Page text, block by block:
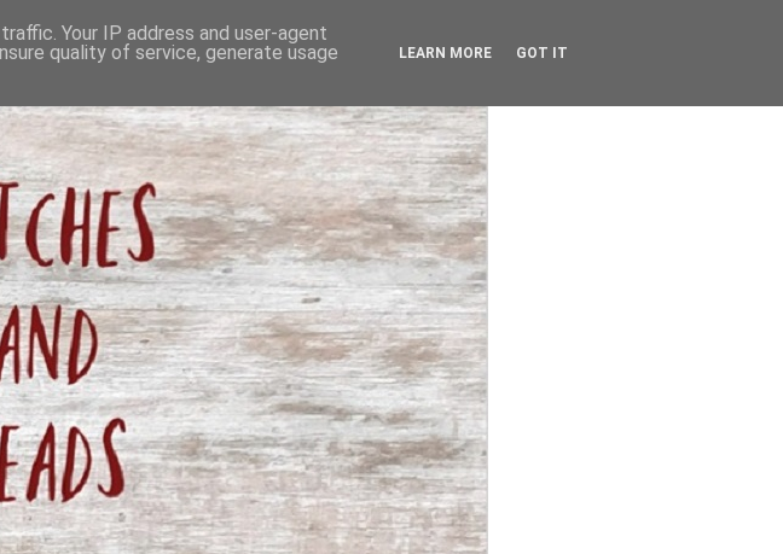
Your IP address and user-agent
quality of service, generate usage
LEARN MORE GOT IT